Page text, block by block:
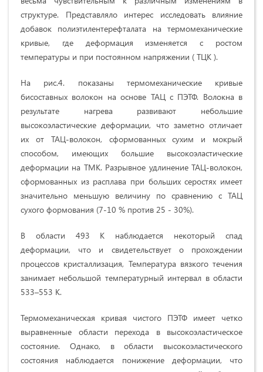
структуре. Представляло интерес исследовать влияние
добавок полиэтилентерефталата на термомеханические
кривые, где деформация изменяется с ростом
температуры и при постоянном напряжении ( ТЦК ).
На рис.4. показаны термомеханические кривые
бисоставных волокон на основе ТАЦ с ПЭТФ. Волокна в
результате нагрева развивают небольшие
высокоэластические деформации, что заметно отличает
их от ТАЦ-волокон, сформованных сухим и мокрый
способом, имеющих большие высокоэластические
деформации на ТМК. Разрывное удлинение ТАЦ-волокон,
сформованных из расплава при больших серостях имеет
значительно меньшую величину по сравнению с ТАЦ
сухого формования (7-10 % против 25 - 30%).
В области 493 К наблюдается некоторый спад
деформации, что и свидетельствует о прохождении
процессов кристаллизация, Температура вязкого течения
занимает небольшой температурный интервал в области
533–553 К.
Термомеханическая кривая чистого ПЭТФ имеет четко
выравненные области перехода в высокоэластическое
состояние. Однако, в области высокоэластического
состояния наблюдается понижение деформации, что